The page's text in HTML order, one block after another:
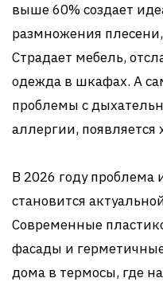
выше 60% создает
размножения
Страдает мебель,
одежда в шкафах. А
проблемы с
аллергии, появляется
В 2026 году проблема
становится
Современные
фасады и
дома в термосы, где